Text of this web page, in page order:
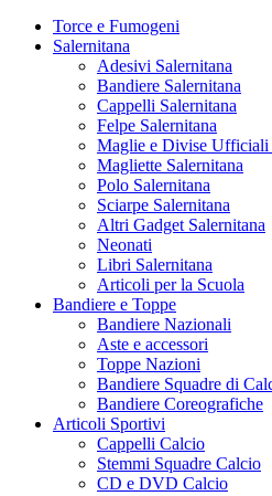
Torce e Fumogeni
Salernitana
Adesivi Salernitana
Bandiere Salernitana
Cappelli Salernitana
Felpe Salernitana
Maglie e Divise Ufficiali
Magliette Salernitana
Polo Salernitana
Sciarpe Salernitana
Altri Gadget Salernitana
Neonati
Libri Salernitana
Articoli per la Scuola
Bandiere e Toppe
Bandiere Nazionali
Aste e accessori
Toppe Nazioni
Bandiere Squadre di
Bandiere Coreografiche
Articoli Sportivi
Cappelli Calcio
Stemmi Squadre Calcio
CD e DVD Calcio